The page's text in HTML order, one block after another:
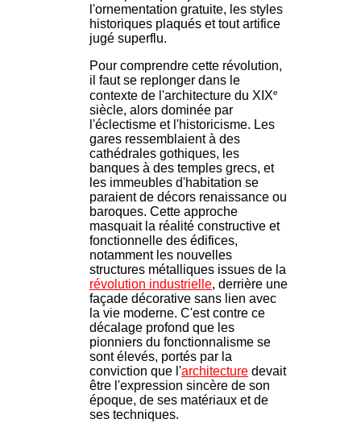
l'ornementation gratuite, les styles
historiques plaqués et tout artifice
jugé superflu.
Pour comprendre cette révolution,
il faut se replonger dans le
contexte de l'architecture du XIXe
siècle, alors dominée par
l'éclectisme et l'historicisme. Les
gares ressemblaient à des
cathédrales gothiques, les
banques à des temples grecs, et
les immeubles d'habitation se
paraient de décors renaissance ou
baroques. Cette approche
masquait la réalité constructive et
fonctionnelle des édifices,
notamment les nouvelles
structures métalliques issues de la
révolution industrielle, derrière une
façade décorative sans lien avec
la vie moderne. C'est contre ce
décalage profond que les
pionniers du fonctionnalisme se
sont élevés, portés par la
conviction que l'architecture devait
être l'expression sincère de son
époque, de ses matériaux et de
ses techniques.